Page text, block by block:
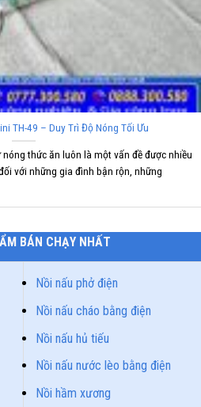
TH-49 – Duy Trì Độ Nóng Tối Ưu
thức ăn luôn là một vấn đề được nhiều
với những gia đình bận rộn, những
BÁN CHẠY NHẤT
Nồi nấu phở điện
Nồi nấu cháo bằng điện
Nồi nấu hủ tiếu
Nồi nấu nước lèo bằng điện
Nồi hầm xương